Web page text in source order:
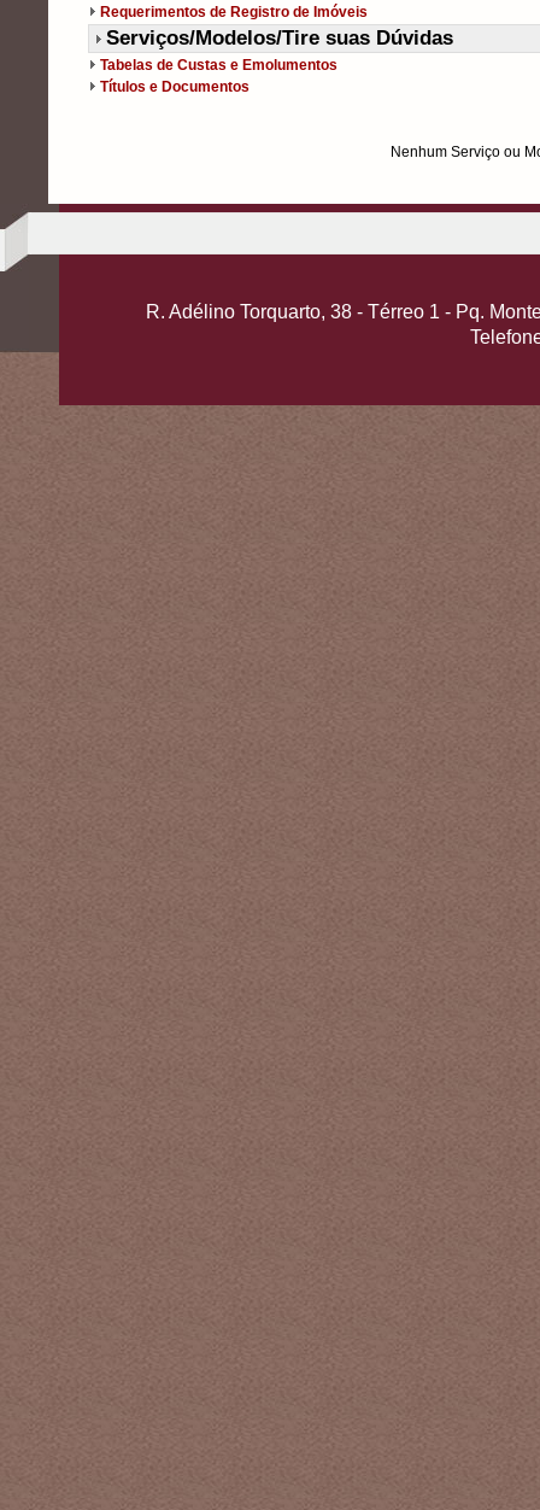
Requerimentos de Registro de Imóveis
Serviços/Modelos/Tire suas Dúvidas
Tabelas de Custas e Emolumentos
Títulos e Documentos
Nenhum Serviço ou
R. Adélino Torquarto, 38 - Térreo 1 - Pq.